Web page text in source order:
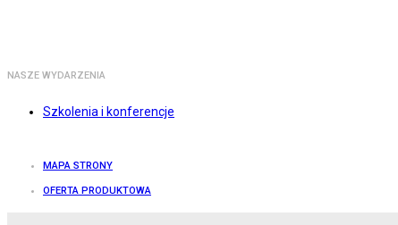
NASZE WYDARZENIA
Szkolenia i konferencje
MAPA STRONY
OFERTA PRODUKTOWA